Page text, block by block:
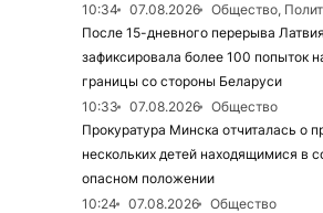
10:34
07.08.2026
Общество,
После 15-дневного перерыва
зафиксировала более 100 попыток
границы со стороны Беларуси
10:33
07.08.2026
Общество
Прокуратура Минска отчиталась о
нескольких детей находящимися в
опасном положении
10:24
07.08.2026
Общество